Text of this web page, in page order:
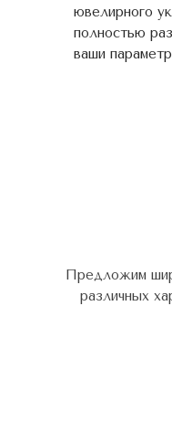
ювелирного
полностью
ваши
Предложим
различных